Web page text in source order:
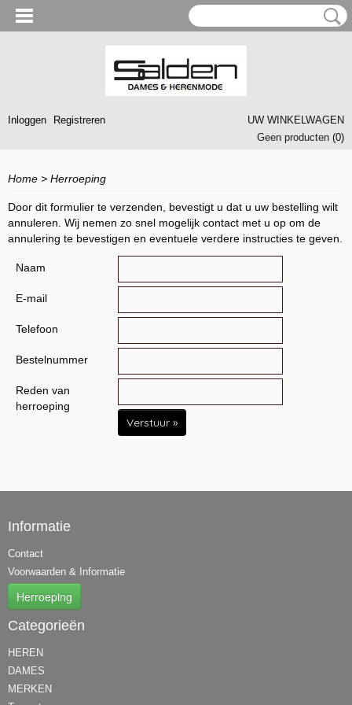
Inloggen Registreren
UW WINKELWAGEN
Geen producten (0)
Home > Herroeping
Door dit formulier te verzenden, bevestigt u dat u uw bestelling wilt
annuleren. Wij nemen zo snel mogelijk contact met u op om de
annulering te bevestigen en eventuele verdere instructies te geven.
Naam
E-mail
Telefoon
Bestelnummer
Reden van
herroeping
Verstuur »
Informatie
Contact
Voorwaarden & Informatie
Herroeping
Categorieën
HEREN
DAMES
MERKEN